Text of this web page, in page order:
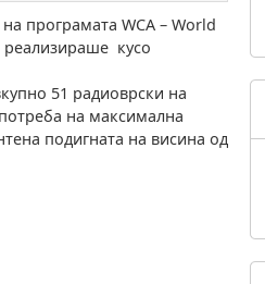
програмата WCA – World
реализираше кусо
51 радиоврски на
на максимална
подигната на висина од